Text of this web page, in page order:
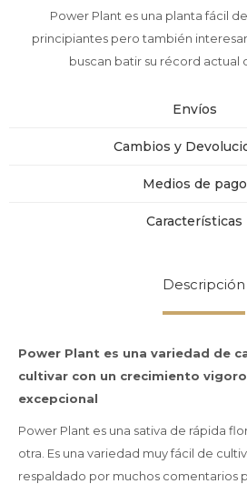
Power Plant es una planta fácil
principiantes pero también
buscan batir su récord actual
Envíos
Cambios y
Medios de pago
Características
Descripción
Power Plant es una variedad de
cultivar con un crecimiento
excepcional
Power Plant es una sativa de rápida
otra. Es una variedad muy fácil de
respaldado por muchos comentarios